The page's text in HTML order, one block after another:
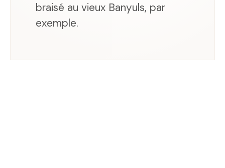
braisé au vieux Banyuls, par
exemple.